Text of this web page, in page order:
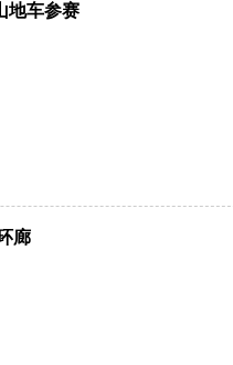
地车参赛
廊